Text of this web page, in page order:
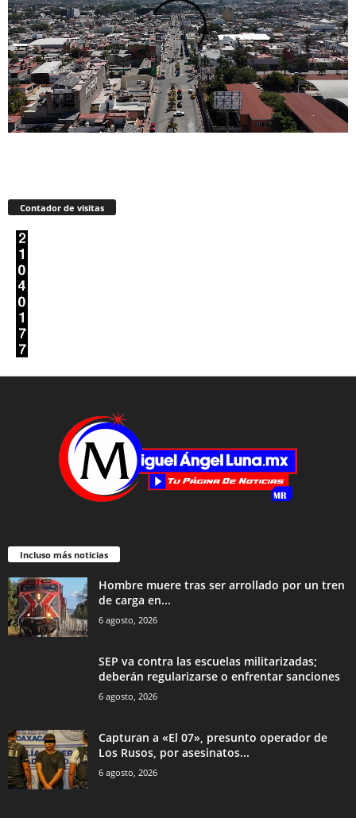
Contador de visitas
Incluso más noticias
Hombre muere tras ser arrollado por un tren
de carga en...
6 agosto, 2026
SEP va contra las escuelas militarizadas;
deberán regularizarse o enfrentar sanciones
6 agosto, 2026
Capturan a «El 07», presunto operador de
Los Rusos, por asesinatos...
6 agosto, 2026